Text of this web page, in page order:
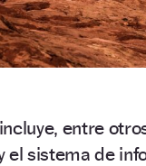
entre
el sistema de